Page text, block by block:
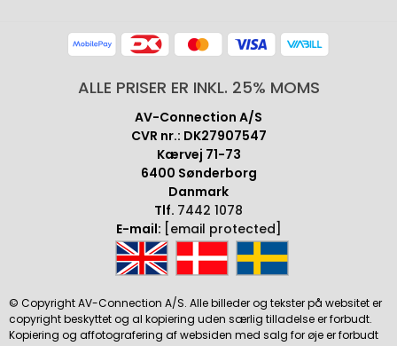
ALLE PRISER ER INKL. 25% MOMS
AV-Connection A/S
CVR nr.: DK27907547
Kærvej 71-73
6400 Sønderborg
Danmark
Tlf. 7442 1078
E-mail: [email protected]
© Copyright AV-Connection A/S. Alle billeder og tekster på websitet er
copyright beskyttet og al kopiering uden særlig tilladelse er forbudt.
Kopiering og affotografering af websiden med salg for øje er forbudt